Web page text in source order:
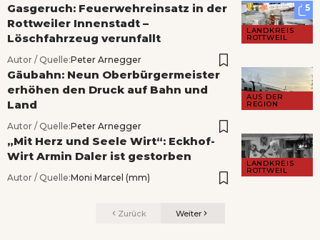
5
LANDKREIS
ROTTWEIL
Gasgeruch: Feuerwehreinsatz in der
Rottweiler Innenstadt –
Löschfahrzeug verunfallt
Autor / Quelle:Peter Arnegger
AUS DER
REGION
Gäubahn: Neun Oberbürgermeister
erhöhen den Druck auf Bahn und
Land
Autor / Quelle:Peter Arnegger
LANDKREIS
ROTTWEIL
„Mit Herz und Seele Wirt“: Eckhof-
Wirt Armin Daler ist gestorben
Autor / Quelle:Moni Marcel (mm)
Zurück Weiter